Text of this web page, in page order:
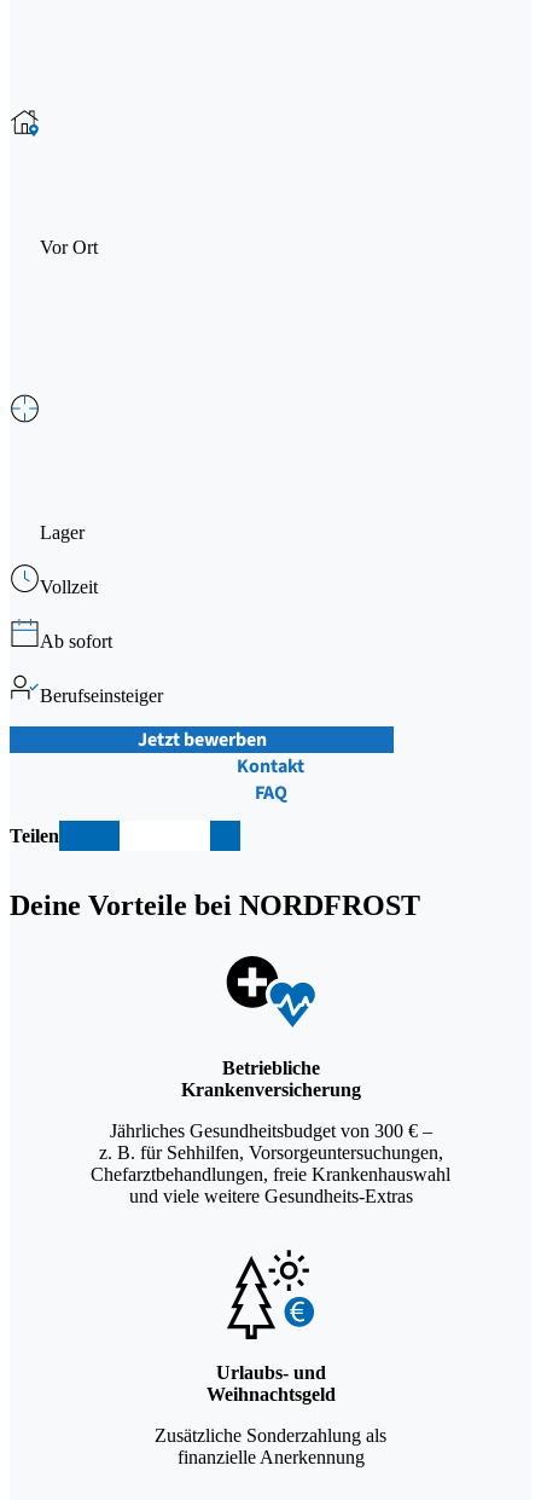
Vor Ort
Lager
Vollzeit
Ab sofort
Berufseinsteiger
Jetzt bewerben
Kontakt
FAQ
Teilen
en en en en en
Deine Vorteile bei NORDFROST
Betriebliche
Krankenversicherung
Jährliches Gesundheitsbudget von 300 € –
z. B. für Sehhilfen, Vorsorgeuntersuchungen,
Chefarztbehandlungen, freie Krankenhauswahl
und viele weitere Gesundheits-Extras
Urlaubs- und
Weihnachtsgeld
Zusätzliche Sonderzahlung als
finanzielle Anerkennung